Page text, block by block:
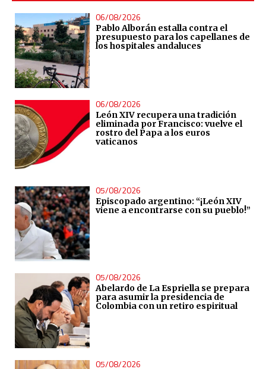
06/08/2026
Pablo Alborán estalla contra el
presupuesto para los capellanes de
los hospitales andaluces
06/08/2026
León XIV recupera una tradición
eliminada por Francisco: vuelve el
rostro del Papa a los euros
vaticanos
05/08/2026
Episcopado argentino: “¡León XIV
viene a encontrarse con su pueblo!”
05/08/2026
Abelardo de La Espriella se prepara
para asumir la presidencia de
Colombia con un retiro espiritual
05/08/2026